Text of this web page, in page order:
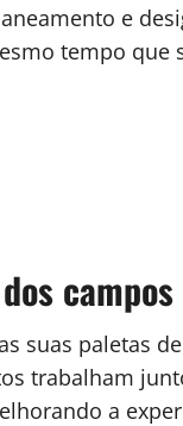
e
tempo que
suas paletas
trabalham
a